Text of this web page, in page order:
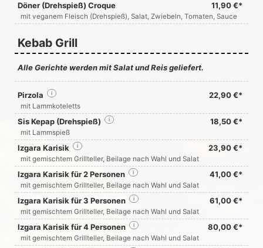
Döner (Drehspieß) Croque 11,90 €*
mit veganem Fleisch (Drehspieß), Salat, Zwiebeln, Tomaten, Sauce
Kebab Grill
Alle Gerichte werden mit Salat und Reis geliefert.
Pirzola 22,90 €*
i
mit Lammkoteletts
Sis Kepap (Drehspieß) 18,50 €*
i
mit Lammspieß
Izgara Karisik 23,90 €*
i
mit gemischtem Grillteller, Beilage nach Wahl und Salat
Izgara Karisik für 2 Personen 41,00 €*
i
mit gemischtem Grillteller, Beilage nach Wahl und Salat
Izgara Karisik für 3 Personen 61,00 €*
i
mit gemischtem Grillteller, Beilage nach Wahl und Salat
Izgara Karisik für 4 Personen 80,00 €*
i
mit gemischtem Grillteller, Beilage nach Wahl und Salat